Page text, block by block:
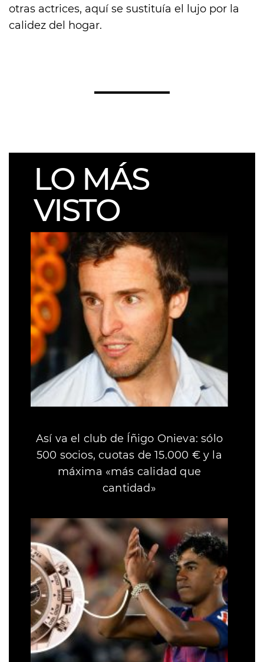
otras actrices, aquí se sustituía el lujo por la
calidez del hogar.
LO MÁS
VISTO
Así va el club de Íñigo Onieva: sólo
500 socios, cuotas de 15.000 € y la
máxima «más calidad que
cantidad»